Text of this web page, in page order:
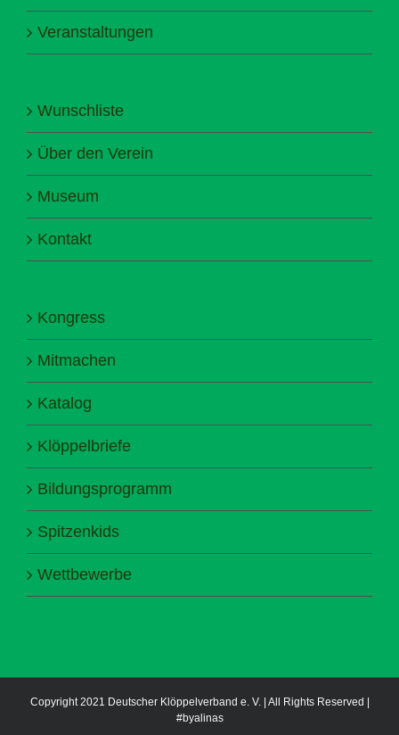
Veranstaltungen
Wunschliste
Über den Verein
Museum
Kontakt
Kongress
Mitmachen
Katalog
Klöppelbriefe
Bildungsprogramm
Spitzenkids
Wettbewerbe
Copyright 2021 Deutscher Klöppelverband e. V. | All Rights Reserved |
#byalinas